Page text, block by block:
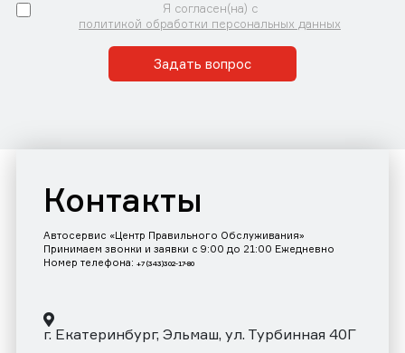
Я согласен(на) с
политикой обработки персональных данных
Задать вопрос
Контакты
Автосервис «Центр Правильного Обслуживания»
Принимаем звонки и заявки с 9:00 до 21:00 Ежедневно
Номер телефона: +7 (343)302-17-80
г. Екатеринбург, Эльмаш, ул. Турбинная 40Г